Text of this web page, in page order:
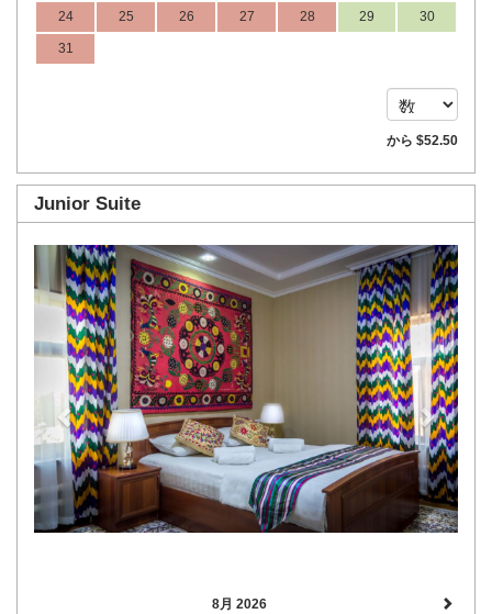
24 25 26 27 28 29 30
31
から $52.50
Junior Suite
Previous Next
8月 2026